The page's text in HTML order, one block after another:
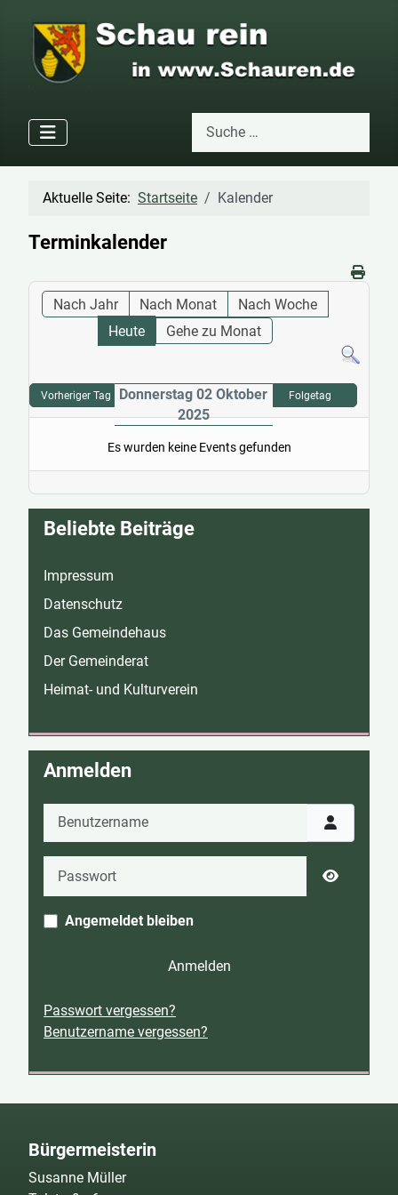
Suchen
Aktuelle Seite: Startseite Kalender
Terminkalender
Nach Jahr Nach Monat
Nach Woche
Heute
Gehe zu Monat
Vorheriger Tag
Donnerstag 02 Oktober
2025
Folgetag
Es wurden keine Events gefunden
Beliebte Beiträge
Impressum
Datenschutz
Das Gemeindehaus
Der Gemeinderat
Heimat- und Kulturverein
Anmelden
Benutzername
Angemeldet bleiben
Anmelden
Passwort vergessen?
Benutzername vergessen?
Bürgermeisterin
Susanne Müller